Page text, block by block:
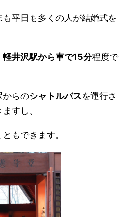
平日も多くの人が結婚式を
軽井沢駅から車で15分程度で
からのシャトルバスを運行さ
すし、
もできます。